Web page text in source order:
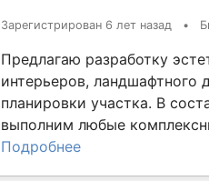
Зарегистрирован 6 лет назад •
Предлагаю разработку
интерьеров, ландшафтного
планировки участка. В
выполним любые
Подробнее